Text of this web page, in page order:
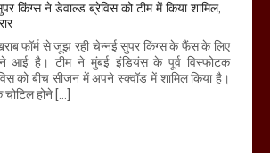
किंग्स ने डेवाल्ड ब्रेविस को टीम में किया शामिल,
फॉर्म से जूझ रही चेन्नई सुपर किंग्स के फैंस के लिए
आई है। टीम ने मुंबई इंडियंस के पूर्व विस्फोटक
को बीच सीजन में अपने स्क्वॉड में शामिल किया है।
होने […]